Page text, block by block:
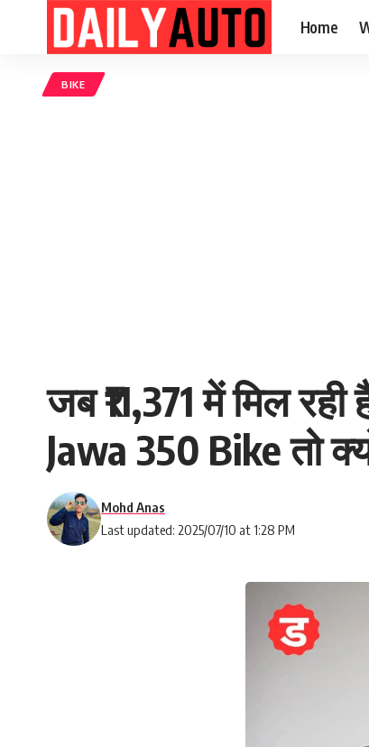
Home
BIKE
जब ₹11,371 में मिल
Jawa 350 Bike तो
Last updated: 2025/07/10 at 1:28 PM
Mohd Anas